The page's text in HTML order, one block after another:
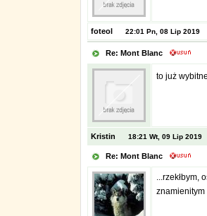
foteol 22:01 Pn, 08 Lip 2019
Re: Mont Blanc
to już
Kristin 18:21 Wt, 09 Lip 2019
Re: Mont Blanc
...rzekłbym,
znamienitym